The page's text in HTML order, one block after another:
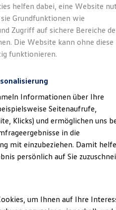
Leasing
Leasing
Schlussrate
Garantien
bei Volkswagen
Der ID.7.
helfen dabei, eine Website
Grundfunktionen wie
Zugriff auf sichere Bereiche
Die Website kann ohne diese
funktionieren.
Informationen über Ihre
Seitenaufrufe,
Klicks) und ermöglichen uns
in die
mit einzubeziehen. Damit
persönlich auf Sie
um Ihnen auf Ihre